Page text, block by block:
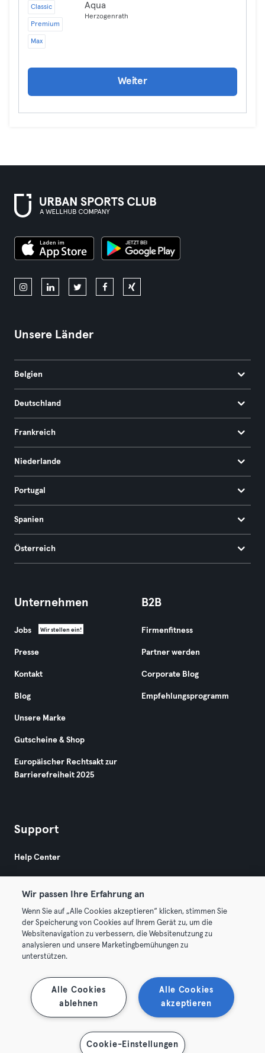
Classic
Premium
Max
Aqua
Herzogenrath
Weiter
Unsere Länder
Belgien
Deutschland
Frankreich
Niederlande
Portugal
Spanien
Österreich
Unternehmen
Jobs Wir stellen ein!
Presse
Kontakt
Blog
Unsere Marke
Gutscheine & Shop
Europäischer Rechtsakt zur
Barrierefreiheit 2025
B2B
Firmenfitness
Partner werden
Corporate Blog
Empfehlungsprogramm
Support
Help Center
© 2026 Urban Sports Group GmbH. All rights reserved.
AGB Datenschutz
Vertrag hier kündigen Hier Verträge widerrufen
Wir passen Ihre Erfahrung an
Wenn Sie auf „Alle Cookies akzeptieren“ klicken, stimmen Sie
der Speicherung von Cookies auf Ihrem Gerät zu, um die
Websitenavigation zu verbessern, die Websitenutzung zu
analysieren und unsere Marketingbemühungen zu
unterstützen.
Alle Cookies
akzeptieren
Alle Cookies
ablehnen
Cookie-Einstellungen